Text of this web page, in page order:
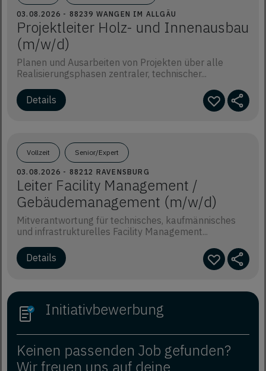
03.08.2026 - 88239 WANGEN IM ALLGÄU
Projektleiter Holz- und Innenausbau
(m/w/d)
Planen und Ausarbeiten von Projekten über alle
Realisierungsphasen zentraler, technischer...
Vollzeit Senior/Expert
03.08.2026 - 88212 RAVENSBURG
Leiter Facility Management /
Gebäudemanagement (m/w/d)
Mitverantwortung für technisches, kaufmännisches
und infrastrukturelles Facility Management...
Initiativbewerbung
Keinen passenden Job gefunden?
Wir freuen uns auf deine